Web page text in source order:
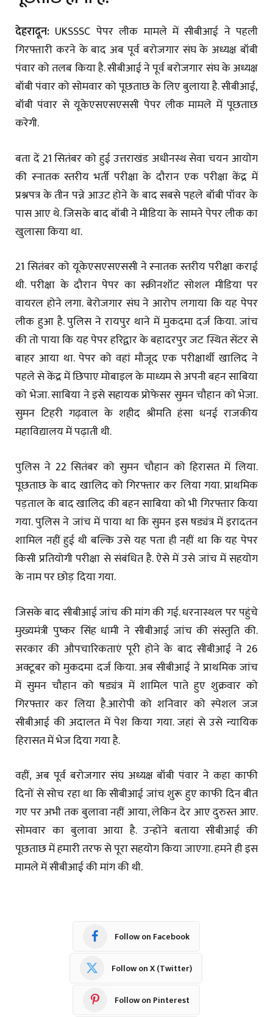
देहरादून: UKSSSC पेपर लीक मामले में सीबीआई ने पहली
गिरफ्तारी करने के बाद अब पूर्व बरोजगार संघ के अध्यक्ष बॉबी
पंवार को तलब किया है. सीबीआई ने पूर्व बरोजगार संघ के अध्यक्ष
बॉबी पंवार को सोमवार को पूछताछ के लिए बुलाया है. सीबीआई,
बॉबी पंवार से यूकेएसएसएससी पेपर लीक मामले में पूछताछ
करेगी.
बता दें 21 सितंबर को हुई उत्तराखंड अधीनस्थ सेवा चयन आयोग
की स्नातक स्तरीय भर्ती परीक्षा के दौरान एक परीक्षा केंद्र में
प्रश्नपत्र के तीन पन्ने आउट होने के बाद सबसे पहले बॉबी पॉवर के
पास आए थे. जिसके बाद बॉबी ने मीडिया के सामने पेपर लीक का
खुलासा किया था.
21 सितंबर को यूकेएसएसएससी ने स्नातक स्तरीय परीक्षा कराई
थी. परीक्षा के दौरान पेपर का स्क्रीनशॉट सोशल मीडिया पर
वायरल होने लगा. बेरोजगार संघ ने आरोप लगाया कि यह पेपर
लीक हुआ है. पुलिस ने रायपुर थाने में मुकदमा दर्ज किया. जांच
की तो पाया कि यह पेपर हरिद्वार के बहादरपुर जट स्थित सेंटर से
बाहर आया था. पेपर को वहां मौजूद एक परीक्षार्थी खालिद ने
पहले से केंद्र में छिपाए मोबाइल के माध्यम से अपनी बहन साबिया
को भेजा. साबिया ने इसे सहायक प्रोफेसर सुमन चौहान को भेजा.
सुमन टिहरी गढ़वाल के शहीद श्रीमति हंसा धनई राजकीय
महाविद्यालय में पढ़ाती थी.
पुलिस ने 22 सितंबर को सुमन चौहान को हिरासत में लिया.
पूछताछ के बाद खालिद को गिरफ्तार कर लिया गया. प्राथमिक
पड़ताल के बाद खालिद की बहन साबिया को भी गिरफ्तार किया
गया. पुलिस ने जांच में पाया था कि सुमन इस षड्यंत्र में इरादतन
शामिल नहीं हुई थी बल्कि उसे यह पता ही नहीं था कि यह पेपर
किसी प्रतियोगी परीक्षा से संबंधित है. ऐसे में उसे जांच में सहयोग
के नाम पर छोड़ दिया गया.
जिसके बाद सीबीआई जांच की मांग की गई. धरनास्थल पर पहुंचे
मुख्यमंत्री पुष्कर सिंह धामी ने सीबीआई जांच की संस्तुति की.
सरकार की औपचारिकताएं पूरी होने के बाद सीबीआई ने 26
अक्टूबर को मुकदमा दर्ज किया. अब सीबीआई ने प्राथमिक जांच
में सुमन चौहान को षड्यंत्र में शामिल पाते हुए शुक्रवार को
गिरफ्तार कर लिया है.आरोपी को शनिवार को स्पेशल जज
सीबीआई की अदालत में पेश किया गया. जहां से उसे न्यायिक
हिरासत में भेज दिया गया है.
वहीं, अब पूर्व बरोजगार संघ अध्यक्ष बॉबी पंवार ने कहा काफी
दिनों से सोच रहा था कि सीबीआई जांच शुरू हुए काफी दिन बीत
गए पर अभी तक बुलावा नहीं आया, लेकिन देर आए दुरुस्त आए.
सोमवार का बुलावा आया है. उन्होंने बताया सीबीआई की
पूछताछ में हमारी तरफ से पूरा सहयोग किया जाएगा. हमने ही इस
मामले में सीबीआई की मांग की थी.
Follow on Facebook
Follow on X (Twitter)
Follow on Pinterest